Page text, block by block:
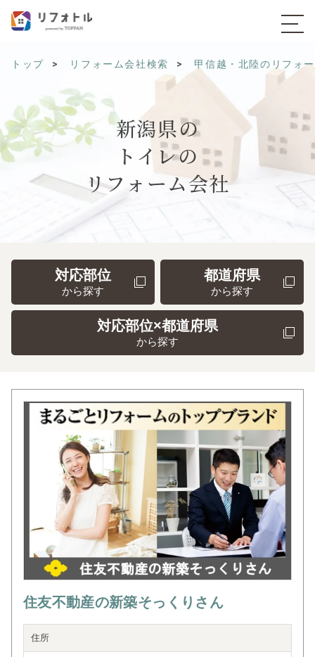
トップ リフォーム会社検索 甲信越・北陸のリフォ
新潟県の
トイレの
リフォーム会社
対応部位
から探す
都道府県
から探す
対応部位×都道府県
から探す
住友不動産の新築そっくりさん
住所